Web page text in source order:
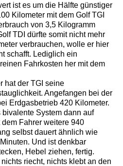
ist es um die Hälfte günstiger
Kilometer mit dem Golf TGI
von 3,5 Kilogramm
TDI dürfte somit nicht mehr
verbrauchen, wolle er hier
schafft. Lediglich ein
Fahrkosten her mit dem
hat der TGI seine
Angefangen bei der
Erdgasbetrieb 420 Kilometer.
System dann auf
Fahrer weitere 940
selbst dauert ähnlich wie
Und ist denkbar
Hebel ziehen, fertig.
riecht, nichts klebt an den